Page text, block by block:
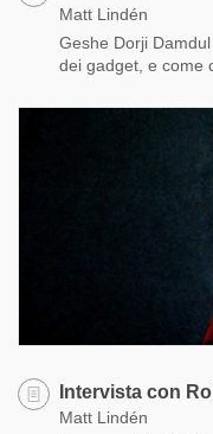
Matt Lindén
Geshe Dorji
dei gadget, e come
Intervista con
Matt Lindén